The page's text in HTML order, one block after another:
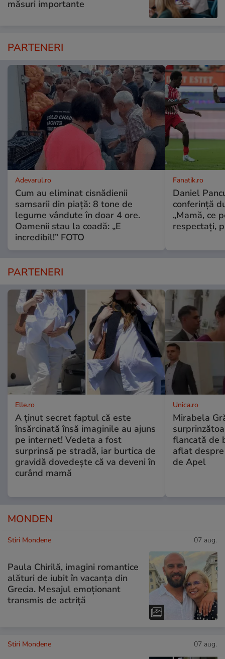
măsuri importante
PARTENERI
Adevarul.ro
Cum au eliminat cisnădienii
samsarii din piață: 8 tone de
legume vândute în doar 4 ore.
Oamenii stau la coadă: „E
incredibil!” FOTO
Fanatik.ro
Daniel
conferință
„Mamă, ce
respectați,
PARTENERI
Elle.ro
A ținut secret faptul că este
însărcinată însă imaginile au ajuns
pe internet! Vedeta a fost
surprinsă pe stradă, iar burtica de
gravidă dovedește că va deveni în
curând mamă
Unica.ro
Mirabela
flancată de
aflat
de Apel
MONDEN
Stiri Mondene 07 aug.
Paula Chirilă, imagini romantice
alături de iubit în vacanța din
Grecia. Mesajul emoționant
transmis de actriță
Stiri Mondene 07 aug.